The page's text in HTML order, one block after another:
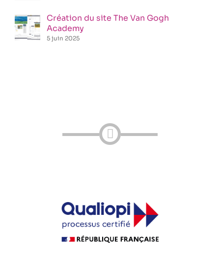
Création du site The Van Gogh
Academy
5 juin 2025